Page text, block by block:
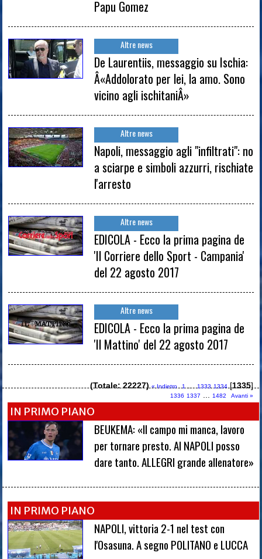
Papu Gomez
Altre news
De Laurentiis, messaggio su Ischia:
Â«Addolorato per lei, la amo. Sono
vicino agli ischitaniÂ»
Altre news
Napoli, messaggio agli "infiltrati": no
a sciarpe e simboli azzurri, rischiate
l'arresto
Altre news
EDICOLA - Ecco la prima pagina de
'Il Corriere dello Sport - Campania'
del 22 agosto 2017
Altre news
EDICOLA - Ecco la prima pagina de
'Il Mattino' del 22 agosto 2017
(Totale: 22227) « Indietro 1 1333 1334 [1335]
1336 1337 1482 Avanti »
IN PRIMO PIANO
BEUKEMA: «Il campo mi manca, lavoro
per tornare presto. Al NAPOLI posso
dare tanto. ALLEGRI grande allenatore»
IN PRIMO PIANO
NAPOLI, vittoria 2-1 nel test con
l'Osasuna. A segno POLITANO e LUCCA